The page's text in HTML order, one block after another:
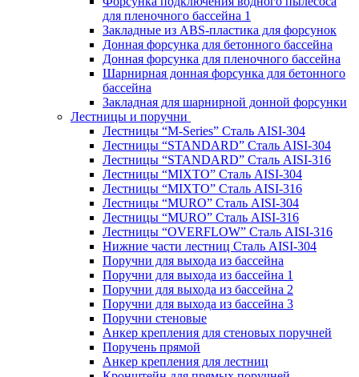
для пленочного бассейна 1
Закладные из ABS-пластика для форсунок
Донная форсунка для бетонного бассейна
Донная форсунка для пленочного бассейна
Шарнирная донная форсунка для бетонного
бассейна
Закладная для шарнирной донной форсунки
Лестницы и поручни
Лестницы “M-Series” Сталь AISI-304
Лестницы “STANDARD” Сталь AISI-304
Лестницы “STANDARD” Сталь AISI-316
Лестницы “MIXTO” Сталь AISI-304
Лестницы “MIXTO” Сталь AISI-316
Лестницы “MURO” Сталь AISI-304
Лестницы “MURO” Сталь AISI-316
Лестницы “OVERFLOW” Сталь AISI-316
Нижние части лестниц Сталь AISI-304
Поручни для выхода из бассейна
Поручни для выхода из бассейна 1
Поручни для выхода из бассейна 2
Поручни для выхода из бассейна 3
Поручни стеновые
Анкер крепления для стеновых поручней
Поручень прямой
Анкер крепления для лестниц